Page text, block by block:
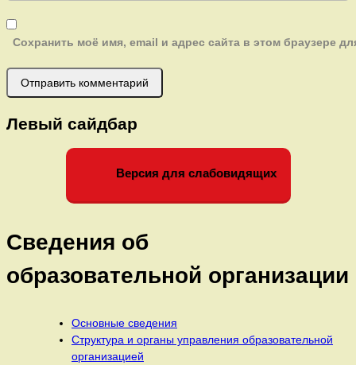
Сохранить моё имя, email и адрес сайта в этом браузере
Левый сайдбар
Версия для слабовидящих
Сведения об
образовательной организации
Основные сведения
Структура и органы управления образовательной
организацией